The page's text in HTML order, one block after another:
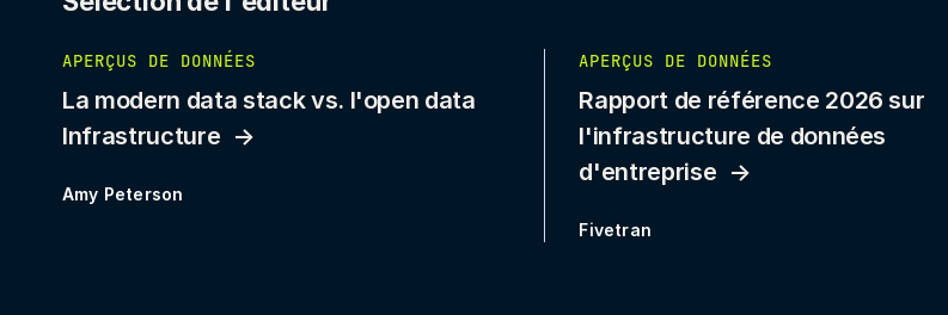
APERÇUS DE DONNÉES
La modern data stack vs. l'open data
Infrastructure
Amy Peterson
APERÇUS DE DONNÉES
Rapport de référence 2026 sur
l'infrastructure de données
d'entreprise
Fivetran